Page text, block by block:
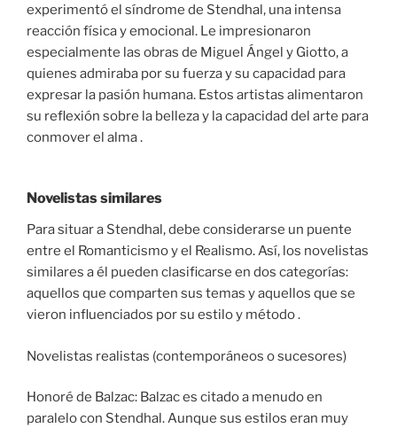
experimentó el síndrome de Stendhal, una intensa
reacción física y emocional. Le impresionaron
especialmente las obras de Miguel Ángel y Giotto, a
quienes admiraba por su fuerza y su capacidad para
expresar la pasión humana. Estos artistas alimentaron
su reflexión sobre la belleza y la capacidad del arte para
conmover el alma .
Novelistas similares
Para situar a Stendhal, debe considerarse un puente
entre el Romanticismo y el Realismo. Así, los novelistas
similares a él pueden clasificarse en dos categorías:
aquellos que comparten sus temas y aquellos que se
vieron influenciados por su estilo y método .
Novelistas realistas (contemporáneos o sucesores)
Honoré de Balzac: Balzac es citado a menudo en
paralelo con Stendhal. Aunque sus estilos eran muy